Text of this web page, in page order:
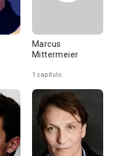
Marcus
Mittermeier
1 capítulo